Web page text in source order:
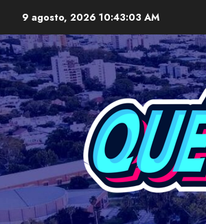
content
9 agosto, 2026 10:43:04 AM